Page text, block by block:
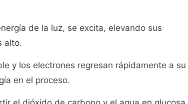
de la luz, se excita, elevando sus
alto.
y los electrones regresan rápidamente a su
en el proceso.